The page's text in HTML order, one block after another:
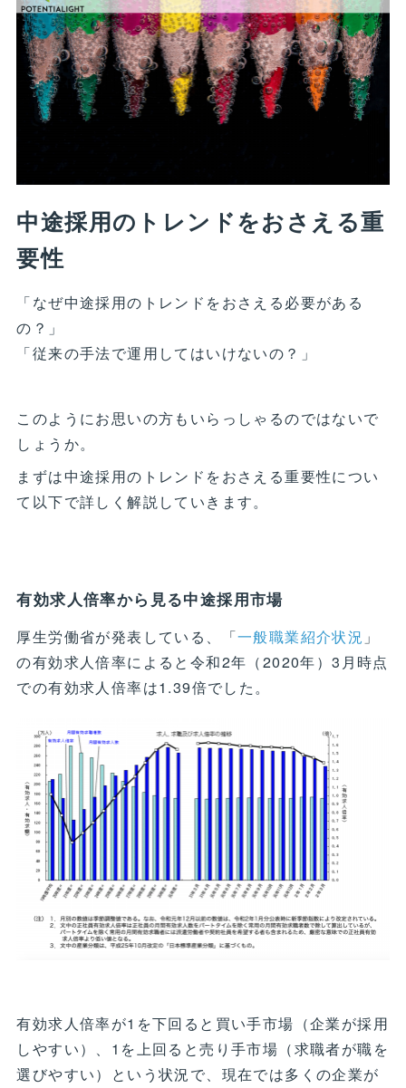
中途採用のトレンドをおさえる重
要性
「なぜ中途採用のトレンドをおさえる必要がある
の？」
「従来の手法で運用してはいけないの？」
このようにお思いの方もいらっしゃるのではないで
しょうか。
まずは中途採用のトレンドをおさえる重要性につい
て以下で詳しく解説していきます。
有効求人倍率から見る中途採用市場
厚生労働省が発表している、「一般職業紹介状況 」
の有効求人倍率によると令和2年（2020年）3月時点
での有効求人倍率は1.39倍でした。
有効求人倍率が1を下回ると買い手市場（企業が採用
しやすい）、1を上回ると売り手市場（求職者が職を
選びやすい）という状況で、現在では多くの企業が